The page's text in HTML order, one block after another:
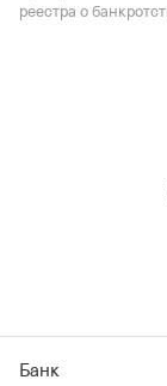
реестра о
Банк